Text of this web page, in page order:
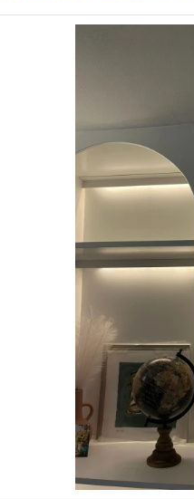
Zigbee controller
Bescherming
Werkt met
Afmetingen